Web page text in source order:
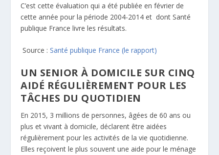
C’est cette évaluation qui a été publiée en février de
cette année pour la période 2004-2014 et dont Santé
publique France livre les résultats.
Source :Santé publique France (le rapport)
UN SENIOR À DOMICILE SUR CINQ
AIDÉ RÉGULIÈREMENT POUR LES
TÂCHES DU QUOTIDIEN
En 2015, 3 millions de personnes, âgées de 60 ans ou
plus et vivant à domicile, déclarent être aidées
régulièrement pour les activités de la vie quotidienne.
Elles reçoivent le plus souvent une aide pour le ménage